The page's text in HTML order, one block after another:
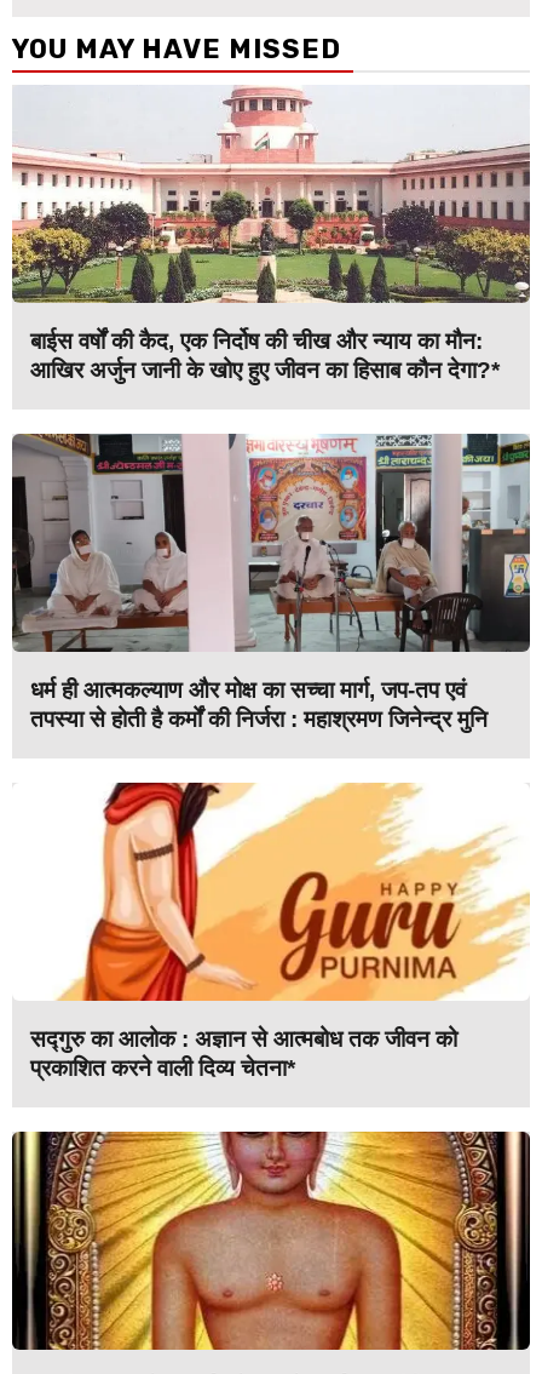
YOU MAY HAVE MISSED
बाईस वर्षों की कैद, एक निर्दोष की चीख और न्याय का मौन:
आखिर अर्जुन जानी के खोए हुए जीवन का हिसाब कौन देगा?*
धर्म ही आत्मकल्याण और मोक्ष का सच्चा मार्ग, जप-तप एवं
तपस्या से होती है कर्मों की निर्जरा : महाश्रमण जिनेन्द्र मुनि
सद्गुरु का आलोक : अज्ञान से आत्मबोध तक जीवन को
प्रकाशित करने वाली दिव्य चेतना*